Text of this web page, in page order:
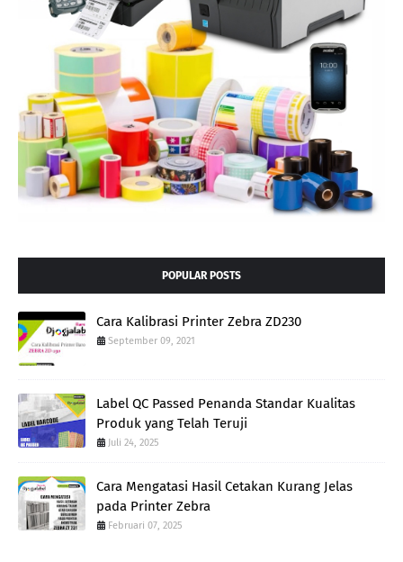
POPULAR POSTS
Cara Kalibrasi Printer Zebra ZD230
September 09, 2021
Label QC Passed Penanda Standar Kualitas
Produk yang Telah Teruji
Juli 24, 2025
Cara Mengatasi Hasil Cetakan Kurang Jelas
pada Printer Zebra
Februari 07, 2025